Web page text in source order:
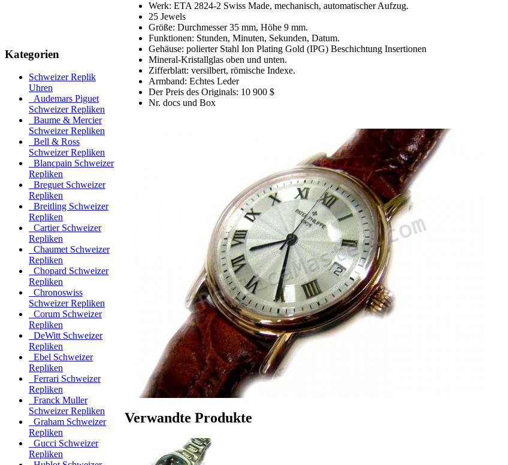
Kategorien
Schweizer Replik
Uhren
Audemars Piguet
Schweizer Repliken
Baume & Mercier
Schweizer Repliken
Bell & Ross
Schweizer Repliken
Blancpain Schweizer
Repliken
Breguet Schweizer
Repliken
Breitling Schweizer
Repliken
Cartier Schweizer
Repliken
Chaumet Schweizer
Repliken
Chopard Schweizer
Repliken
Chronoswiss
Schweizer Repliken
Corum Schweizer
Repliken
DeWitt Schweizer
Repliken
Ebel Schweizer
Repliken
Ferrari Schweizer
Repliken
Franck Muller
Schweizer Repliken
Graham Schweizer
Repliken
Gucci Schweizer
Repliken
Werk: ETA 2824-2 Swiss Made, mechanisch, automatischer Aufzug.
25 Jewels
Größe: Durchmesser 35 mm, Höhe 9 mm.
Funktionen: Stunden, Minuten, Sekunden, Datum.
Gehäuse: polierter Stahl Ion Plating Gold (IPG) Beschichtung Insertionen
Mineral-Kristallglas oben und unten.
Zifferblatt: versilbert, römische Indexe.
Armband: Echtes Leder
Der Preis des Originals: 10 900 $
Nr. docs und Box
Verwandte Produkte